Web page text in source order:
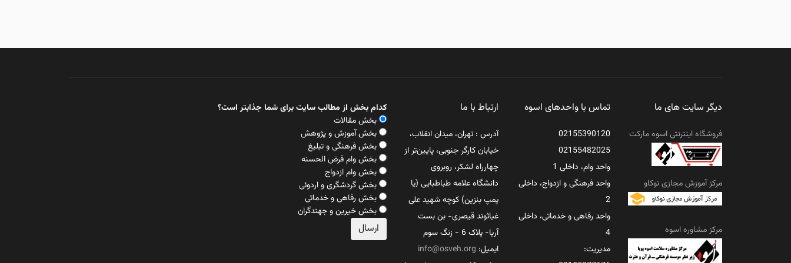
دیگر سایت های ما
فروشگاه اینترنتی اسوه مارکت
مرکز آموزش مجازی نوکاو
مرکز مشاوره اسوه
تماس با واحدهای اسوه
02155390120
02155482025
واحد وام، داخلی 1
واحد فرهنگی و ازدواج، داخلی
2
واحد رفاهی و خدماتی، داخلی
4
مدیریت:
ارتباط با ما
آدرس : تهران، میدان انقلاب،
خیابان کارگر جنوبی، پایین‌تر از
چهارراه لشکر، روبروی
دانشگاه علامه طباطبایی (یا
پمپ بنزین) کوچه شهید علی
غیاثوند قیصری- بن بست
آریا- پلاک 6 - زنگ سوم
ایمیل: info@osveh.org
کدام بخش از مطالب سایت برای شما جذابتر است؟
بخش مقالات
بخش آموزش و پژوهش
بخش فرهنگی و تبلیغ
بخش وام قرض الحسنه
بخش وام ازدواج
بخش گردشگری و اردوئی
بخش رفاهی و خدماتی
بخش خیرین و جهتدگران